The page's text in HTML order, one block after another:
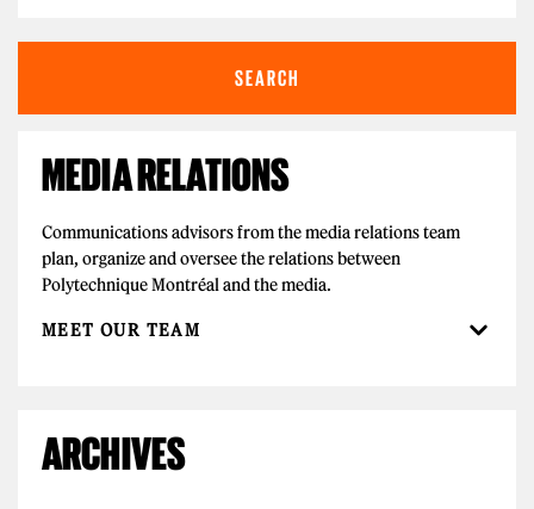
MEDIA RELATIONS
Communications advisors from the media relations team
plan, organize and oversee the relations between
Polytechnique Montréal and the media.
MEET OUR TEAM
ARCHIVES